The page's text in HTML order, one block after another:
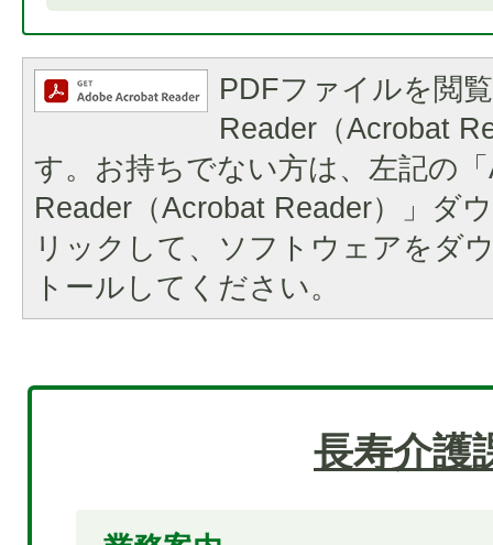
PDFファイルを閲
Reader（Acrobat
す。お持ちでない方は、左記の
Reader（Acrobat Reader）」ダ
リックして、ソフトウェアをダ
トールしてください。
長寿介護